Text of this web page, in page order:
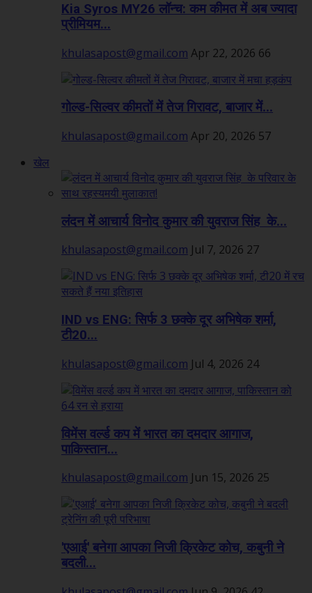
Kia Syros MY26 लॉन्च: कम कीमत में अब ज्यादा
प्रीमियम...
khulasapost@gmail.com Apr 22, 2026 66
गोल्ड-सिल्वर कीमतों में तेज गिरावट, बाजार में...
khulasapost@gmail.com Apr 20, 2026 57
खेल
लंदन में आचार्य विनोद कुमार की युवराज सिंह के...
khulasapost@gmail.com Jul 7, 2026 27
IND vs ENG: सिर्फ 3 छक्के दूर अभिषेक शर्मा,
टी20...
khulasapost@gmail.com Jul 4, 2026 24
विमेंस वर्ल्ड कप में भारत का दमदार आगाज,
पाकिस्तान...
khulasapost@gmail.com Jun 15, 2026 25
'एआई' बनेगा आपका निजी क्रिकेट कोच, कबुनी ने
बदली...